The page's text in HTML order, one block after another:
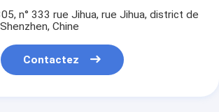
n° 333 rue Jihua, rue Jihua, district de
Chine
Contactez